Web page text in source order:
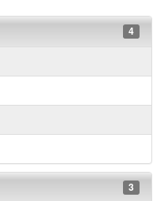
4
3